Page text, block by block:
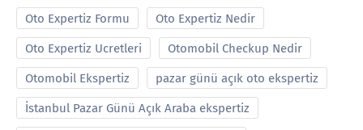
Oto Expertiz Formu Oto Expertiz Nedir
Oto Expertiz Ucretleri Otomobil Checkup Nedir
Otomobil Ekspertiz pazar günü açık oto ekspertiz
İstanbul Pazar Günü Açık Araba ekspertiz